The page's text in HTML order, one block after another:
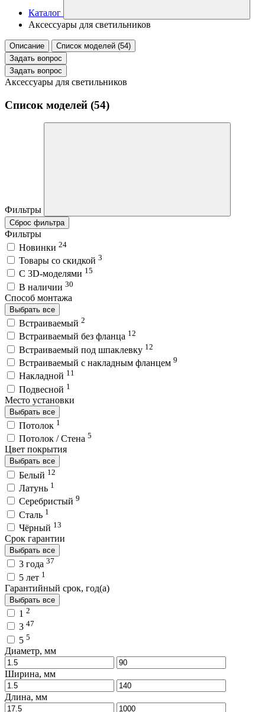
Каталог
Аксессуары для светильников
Описание
Список моделей (54)
Задать вопрос
Задать вопрос
Аксессуары для светильников
Список моделей (54)
Фильтры
Сброс фильтра
Фильтры
Новинки 24
Товары со скидкой 3
C 3D-моделями 15
В наличии 30
Способ монтажа
Выбрать все
Встраиваемый 2
Встраиваемый без фланца 12
Встраиваемый под шпаклевку 12
Встраиваемый с накладным фланцем 9
Накладной 11
Подвесной 1
Место установки
Выбрать все
Потолок 1
Потолок / Cтена 5
Цвет покрытия
Выбрать все
Белый 12
Латунь 1
Серебристый 9
Сталь 1
Чёрный 13
Срок гарантии
Выбрать все
3 года 37
5 лет 1
Гарантийный срок, год(а)
Выбрать все
1 2
3 47
5 5
Диаметр, мм
Ширина, мм
Длина, мм